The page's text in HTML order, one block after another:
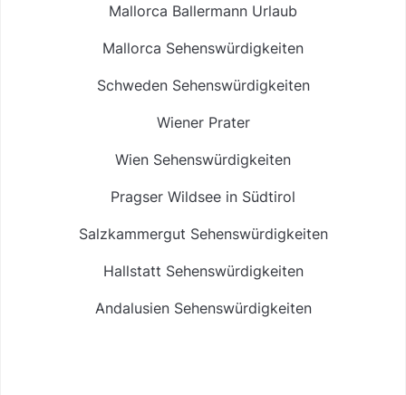
Mallorca Ballermann Urlaub
Mallorca Sehenswürdigkeiten
Schweden Sehenswürdigkeiten
Wiener Prater
Wien Sehenswürdigkeiten
Pragser Wildsee in Südtirol
Salzkammergut Sehenswürdigkeiten
Hallstatt Sehenswürdigkeiten
Andalusien Sehenswürdigkeiten